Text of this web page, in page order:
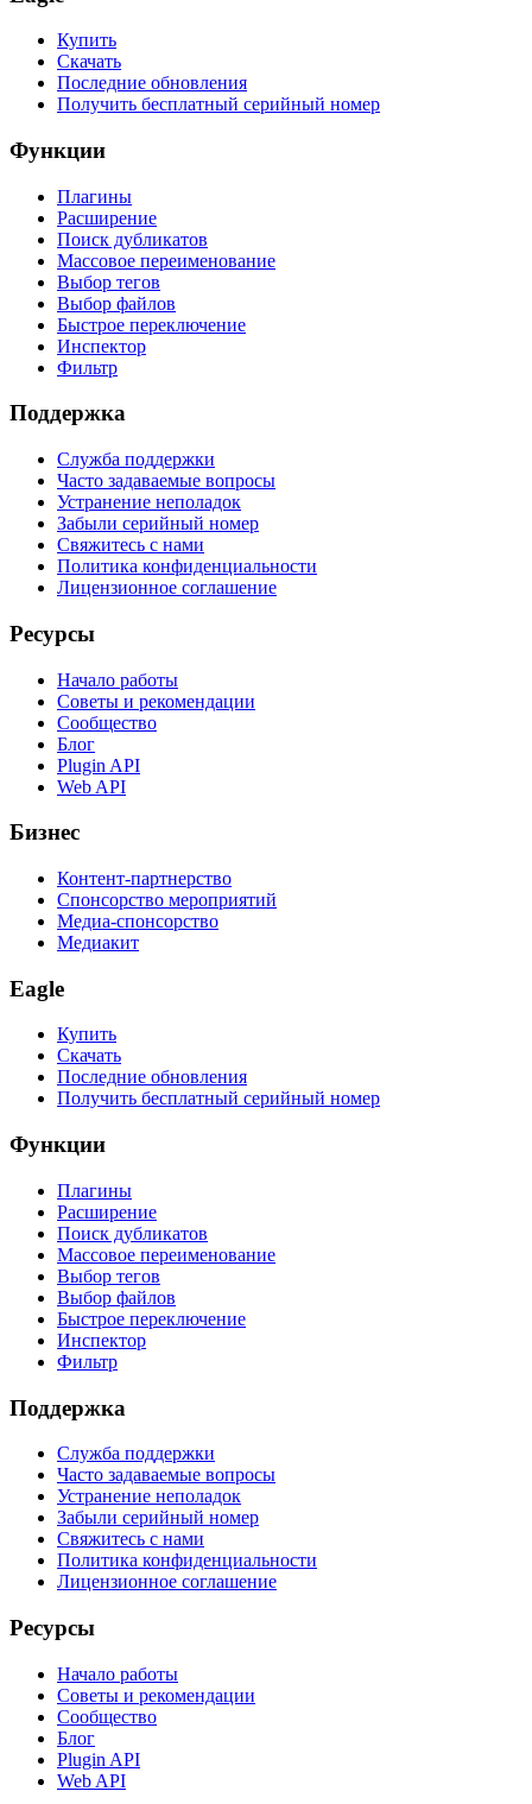
Купить
Скачать
Последние обновления
Получить бесплатный серийный номер
Функции
Плагины
Расширение
Поиск дубликатов
Массовое переименование
Выбор тегов
Выбор файлов
Быстрое переключение
Инспектор
Фильтр
Поддержка
Служба поддержки
Часто задаваемые вопросы
Устранение неполадок
Забыли серийный номер
Свяжитесь с нами
Политика конфиденциальности
Лицензионное соглашение
Ресурсы
Начало работы
Советы и рекомендации
Сообщество
Блог
Plugin API
Web API
Бизнес
Контент-партнерство
Спонсорство мероприятий
Медиа-спонсорство
Медиакит
Eagle
Купить
Скачать
Последние обновления
Получить бесплатный серийный номер
Функции
Плагины
Расширение
Поиск дубликатов
Массовое переименование
Выбор тегов
Выбор файлов
Быстрое переключение
Инспектор
Фильтр
Поддержка
Служба поддержки
Часто задаваемые вопросы
Устранение неполадок
Забыли серийный номер
Свяжитесь с нами
Политика конфиденциальности
Лицензионное соглашение
Ресурсы
Начало работы
Советы и рекомендации
Сообщество
Блог
Plugin API
Web API